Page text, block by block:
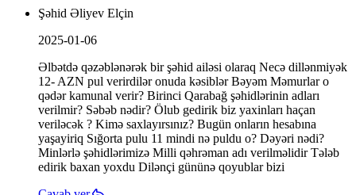
Şəhid Əliyev Elçin
2025-01-06
Əlbətdə qəzəblənərək bir şəhid ailəsi olaraq Necə dillənmiyək
12- AZN pul verirdilər onuda kəsiblər Bəyəm Məmurlar o
qədər kamunal verir? Birinci Qarabağ şəhidlərinin adları
verilmir? Səbəb nədir? Ölub gedirik biz yaxinları haçan
veriləcək ? Kimə saxlayırsınız? Bugün onların hesabına
yaşayiriq Sığorta pulu 11 mindi nə puldu o? Dəyəri nədi?
Minlərlə şəhidlərimizə Milli qəhrəman adı verilməlidir Tələb
edirik baxan yoxdu Dilənçi gününə qoyublar bizi